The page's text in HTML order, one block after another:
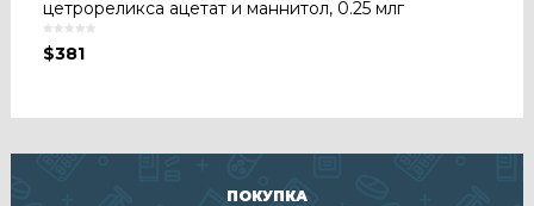
цетрореликса ацетат и маннитол, 0.25 млг
$381
ПОКУПКА